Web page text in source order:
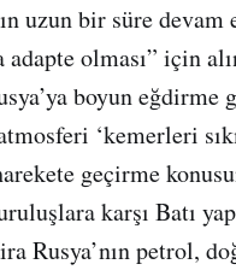
uzun bir süre devam
olması” için
boyun
‘kemerleri
geçirme
karşı Batı
Rusya’nın petrol,